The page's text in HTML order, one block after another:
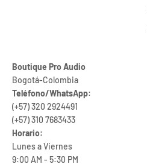
Boutique Pro Audio
Bogotá-Colombia
Teléfono/WhatsApp:
(+57) 320 2924491
(+57) 310 7683433
Horario:
Lunes a Viernes
9:00 AM - 5:30 PM